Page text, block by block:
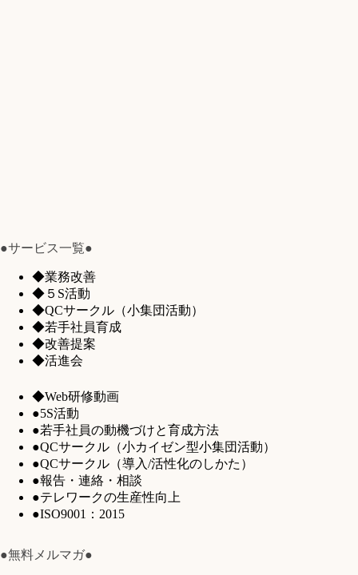
●サービス一覧●
◆業務改善
◆５S活動
◆QCサークル（小集団活動）
◆若手社員育成
◆改善提案
◆活進会
◆Web研修動画
●5S活動
●若手社員の動機づけと育成方法
●QCサークル（小カイゼン型小集団活動）
●QCサークル（導入/活性化のしかた）
●報告・連絡・相談
●テレワークの生産性向上
●ISO9001：2015
●無料メルマガ●